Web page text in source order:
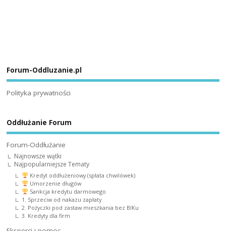
Forum-Oddluzanie.pl
Polityka prywatności
Oddłużanie Forum
Forum-Oddłużanie
Najnowsze wątki
Najpopularniejsze Tematy
Kredyt oddłużeniowy (spłata chwilówek)
Umorzenie długów
Sankcja kredytu darmowego
1. Sprzeciw od nakazu zapłaty
2. Pożyczki pod zastaw mieszkania bez BIKu
3. Kredyty dla firm